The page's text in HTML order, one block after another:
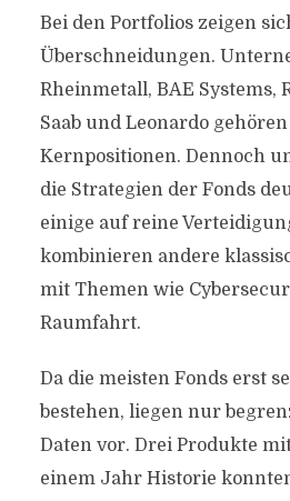
Bei den Portfolios zeigen
Überschneidungen.
Rheinmetall, BAE Systems,
Saab und Leonardo
Kernpositionen. Dennoch
die Strategien der Fonds
einige auf reine
kombinieren andere
mit Themen wie
Raumfahrt.
Da die meisten Fonds erst
bestehen, liegen nur
Daten vor. Drei Produkte
einem Jahr Historie